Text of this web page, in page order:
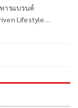
ารแบรนด์
Lifestyle